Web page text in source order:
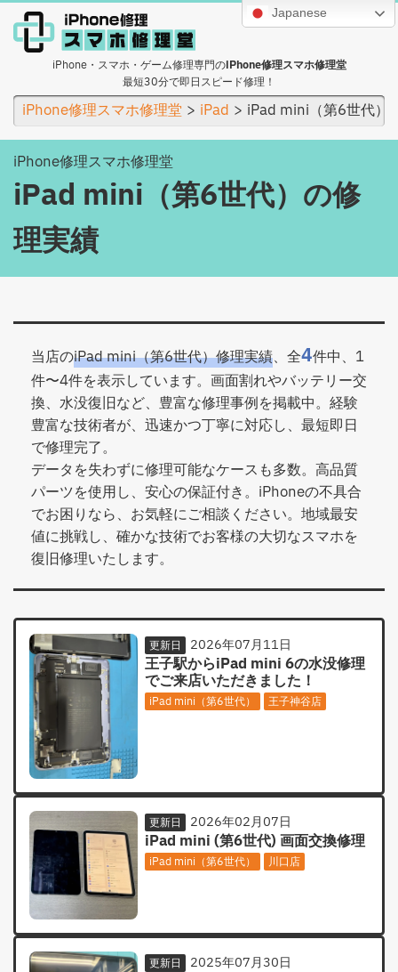
Japanese
iPhone・スマホ・ゲーム修理専門のiPhone修理スマホ修理堂
最短30分で即日スピード修理！
iPhone修理スマホ修理堂 iPad iPad mini（第6世代）
iPhone修理スマホ修理堂
iPad mini（第6世代）の修
理実績
当店のiPad mini（第6世代）修理実績、全4件中、1
件〜4件を表示しています。画面割れやバッテリー交
換、水没復旧など、豊富な修理事例を掲載中。経験
豊富な技術者が、迅速かつ丁寧に対応し、最短即日
で修理完了。
データを失わずに修理可能なケースも多数。高品質
パーツを使用し、安心の保証付き。iPhoneの不具合
でお困りなら、お気軽にご相談ください。地域最安
値に挑戦し、確かな技術でお客様の大切なスマホを
復旧修理いたします。
更新日 2026年07月11日
王子駅からiPad mini 6の水没修理
でご来店いただきました！
iPad mini（第6世代） 王子神谷店
更新日 2026年02月07日
iPad mini (第6世代) 画面交換修理
iPad mini（第6世代） 川口店
更新日 2025年07月30日